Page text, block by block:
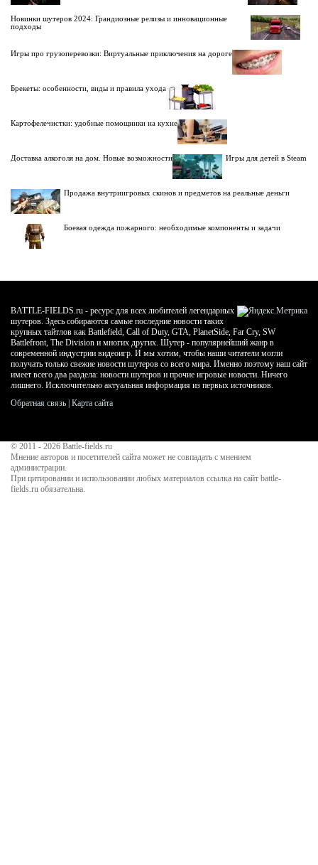
Новинки шутеров 2024: Грандиозные релизы и инновационные
подходы
Игры про грузоперевозки: Виртуальные приключения на дороге
Брекеты: особенности, виды и правила ухода
Картофелечистки: удобные помощники на кухне
Доставка алкоголя на дом. Новые возможности Игры для детей в Steam
Продажа внутриигровых скинов и предметов на реальные деньги
Боевая одежда пожарного: необходимые компоненты и задачи
BATTLE-FIELDS.ru - ресурс для всех любителей легендарных
шутеров. Здесь собираются самые последние новости таких
крупных тайтлов как Battlefield, Call of Duty, GTA, PlanetSide, Far Cry, SW
Battlefront, The Division и многих других. Шутер - популярнейший жанр в
современной индустрии видеоигр. И мы хотим, чтобы наши читатели могли
получать только свежие новости шутеров со всего мира. Именно поэтому наш сайт
имеет всего два раздела: новости шутеров и прочие игровые новости. Ничего
лишнего. Исключительно актуальная информация из первых источников.
Обратная связь Карта сайта
© 2011 - 2026 Battle-fields.ru
Мнение авторов и посетителей сайта может не совпадать с мнением
администрации.
При цитировании и использовании любых материалов ссылка на сайт battle-
fields.ru обязательна.